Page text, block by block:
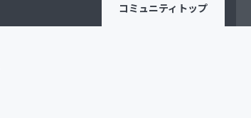
コミュニティ トップ